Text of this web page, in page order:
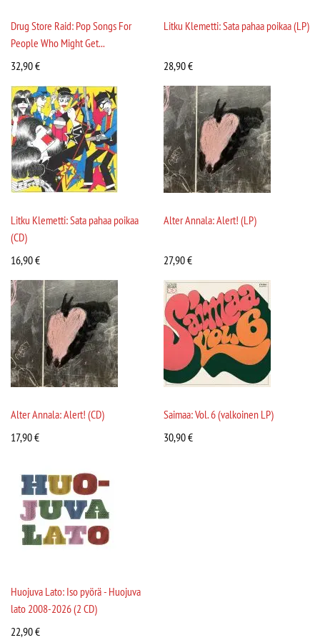
Drug Store Raid: Pop Songs For
People Who Might Get...
32,90€
Litku Klemetti: Sata pahaa poikaa (LP)
28,90€
Litku Klemetti: Sata pahaa poikaa
(CD)
16,90€
Alter Annala: Alert! (LP)
27,90€
Alter Annala: Alert! (CD)
17,90€
Saimaa: Vol. 6 (valkoinen LP)
30,90€
Huojuva Lato: Iso pyörä - Huojuva
lato 2008-2026 (2 CD)
22,90€